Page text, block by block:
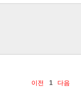
이전 1 다음